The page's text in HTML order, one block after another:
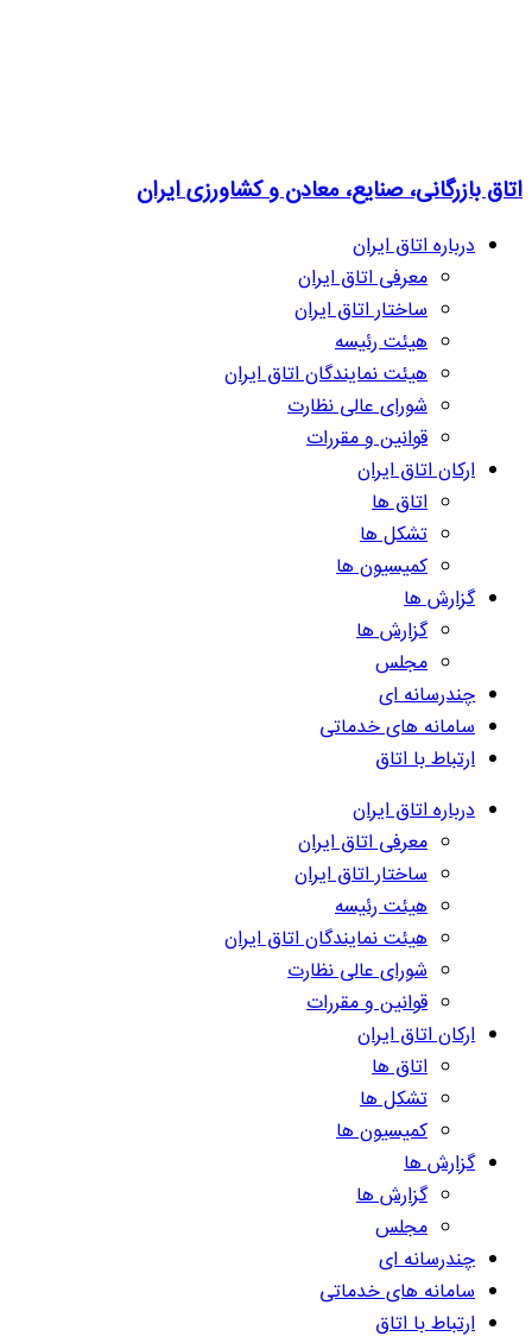
اتاق بازرگانی، صنایع، معادن و کشاورزی ایران
درباره اتاق ایران
معرفی اتاق ایران
ساختار اتاق ایران
هیئت رئیسه
هیئت نمایندگان اتاق ایران
شورای عالی نظارت
قوانین و مقررات
ارکان اتاق ایران
اتاق ها
تشکل ها
کمیسیون ها
گزارش ها
گزارش ها
مجلس
چندرسانه ای
سامانه های خدماتی
ارتباط با اتاق
درباره اتاق ایران
معرفی اتاق ایران
ساختار اتاق ایران
هیئت رئیسه
هیئت نمایندگان اتاق ایران
شورای عالی نظارت
قوانین و مقررات
ارکان اتاق ایران
اتاق ها
تشکل ها
کمیسیون ها
گزارش ها
گزارش ها
مجلس
چندرسانه ای
سامانه های خدماتی
ارتباط با اتاق